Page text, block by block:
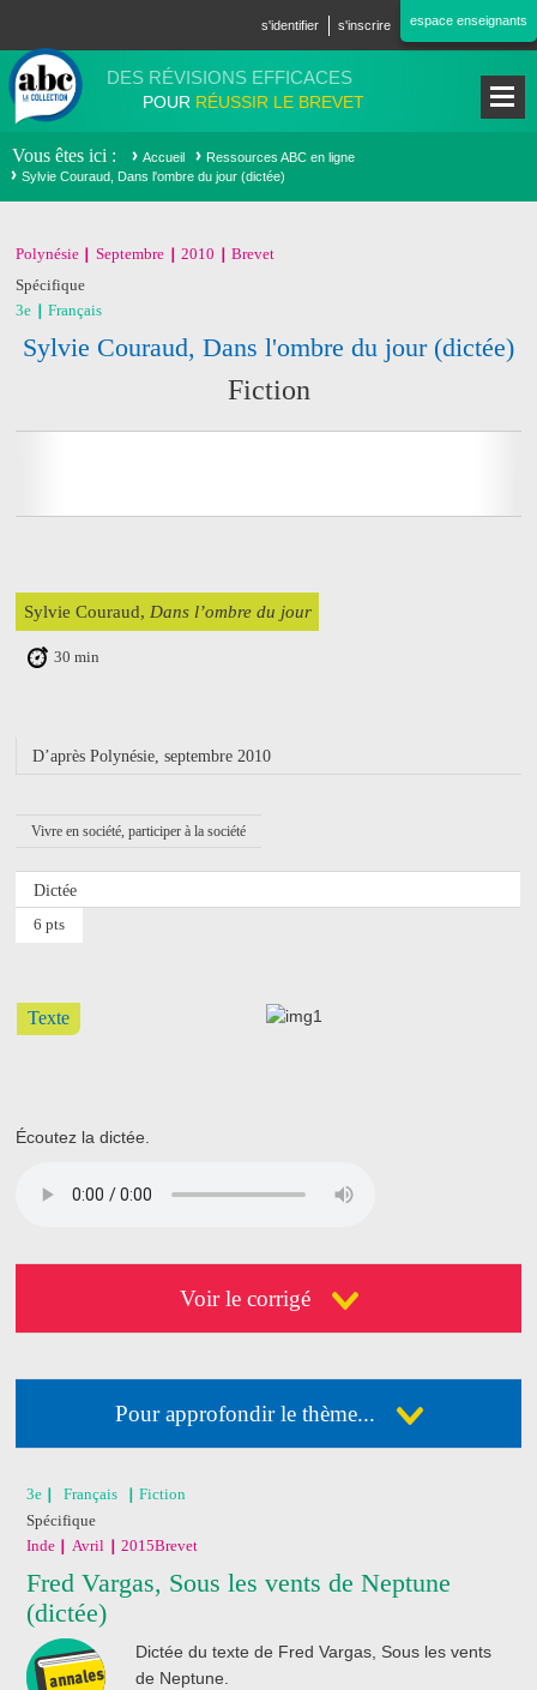
s'identifier s'inscrire espace enseignants
DES RÉVISIONS EFFICACES
POUR RÉUSSIR LE BREVET
Vous êtes ici Accueil
Ressources ABC en ligne
Sylvie Couraud, Dans l'ombre du jour (dictée)
Polynésie Septembre 2010
Brevet
Spécifique
3e
Français
Sylvie Couraud, Dans l'ombre du jour (dictée)
Fiction
Sylvie Couraud, Dans l’ombre du jour
30 min
D’après Polynésie, septembre 2010
Vivre en société, participer à la société
Dictée
6 pts
Texte
Écoutez la dictée.
Voir le corrigé
Déja abonné ?
Nathan
Pour approfondir le thème...
3e Français
Fiction
Spécifique
Inde
Avril 2015Brevet
Fred Vargas, Sous les vents de Neptune
(dictée)
Dictée du texte de Fred Vargas, Sous les vents
de Neptune.